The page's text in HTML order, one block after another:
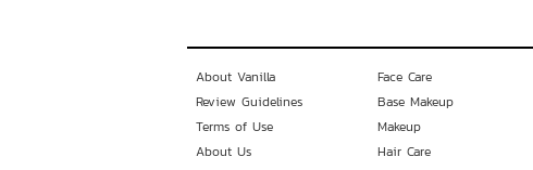
About Vanilla
Review Guidelines
Terms of Use
About Us
Face Care
Base Makeup
Makeup
Hair Care